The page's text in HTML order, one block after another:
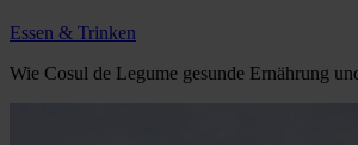
Essen & Trinken
Wie Cosul de Legume gesunde Ernährung